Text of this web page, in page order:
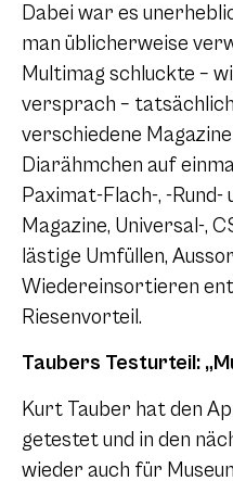
Dabei war es
man üblicherweise
Multimag schluckte –
versprach –
verschiedene
Diarähmchen auf
Paximat-Flach-, -
Magazine, Universal-,
lästige Umfüllen,
Wiedereinsortieren
Riesenvorteil.
Taubers Testurteil:
Kurt Tauber hat den
getestet und in den
wieder auch für